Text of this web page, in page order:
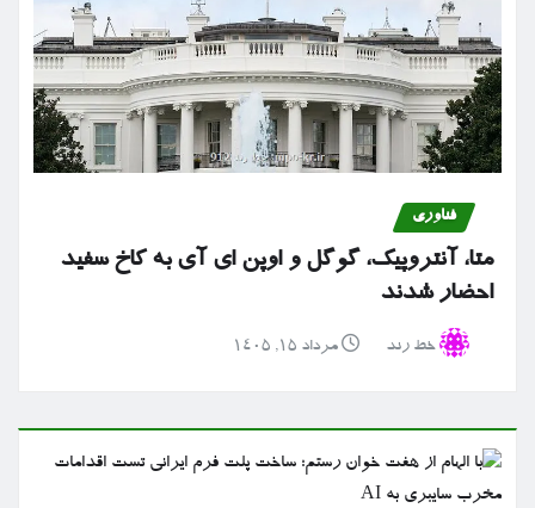
فناوری
متا، آنتروپیک، گوگل و اوپن ای آی به کاخ سفید
احضار شدند
خط رند مرداد ۱۵, ۱۴۰۵